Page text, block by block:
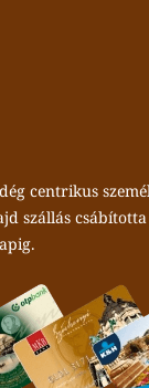
centrikus
szállás